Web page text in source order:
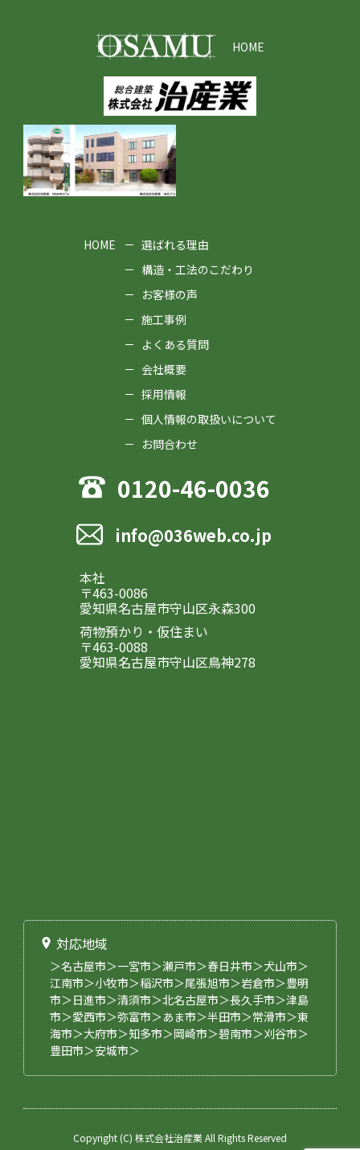
HOME
HOME
選ばれる理由
構造・工法のこだわり
お客様の声
施工事例
よくある質問
会社概要
採用情報
個人情報の取扱いについて
お問合わせ
0120-46-0036
info@036web.co.jp
本社
〒463-0086
愛知県名古屋市守山区永森300
荷物預かり・仮住まい
〒463-0088
愛知県名古屋市守山区鳥神278
対応地域
＞名古屋市＞一宮市＞瀬戸市＞春日井市＞犬山市＞
江南市＞小牧市＞稲沢市＞尾張旭市＞岩倉市＞豊明
市＞日進市＞清須市＞北名古屋市＞長久手市＞津島
市＞愛西市＞弥富市＞あま市＞半田市＞常滑市＞東
海市＞大府市＞知多市＞岡崎市＞碧南市＞刈谷市＞
豊田市＞安城市＞
Copyright (C) 株式会社治産業 All Rights Reserved